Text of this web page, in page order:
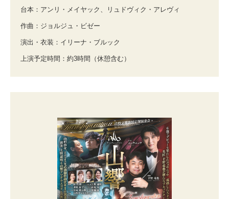
台本：アンリ・メイヤック、リュドヴィク・アレヴィ
作曲：ジョルジュ・ビゼー
演出・衣装：イリーナ・ブルック
上演予定時間：約3時間（休憩含む）